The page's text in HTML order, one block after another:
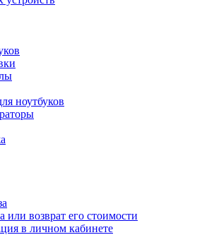
ноутбуков
или возврат его стоимости
в личном кабинете